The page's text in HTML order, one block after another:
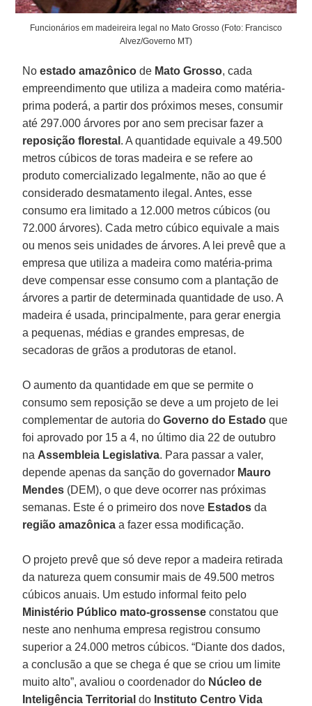
Funcionários em madeireira legal no Mato Grosso (Foto: Francisco
Alvez/Governo MT)
Noestado amazônico de Mato Grosso, cada
empreendimento que utiliza a madeira como matéria-
prima poderá, a partir dos próximos meses, consumir
até 297.000 árvores por ano sem precisar fazer a
reposição florestal . A quantidade equivale a 49.500
metros cúbicos de toras madeira e se refere ao
produto comercializado legalmente, não ao que é
considerado desmatamento ilegal. Antes, esse
consumo era limitado a 12.000 metros cúbicos (ou
72.000 árvores). Cada metro cúbico equivale a mais
ou menos seis unidades de árvores. A lei prevê que a
empresa que utiliza a madeira como matéria-prima
deve compensar esse consumo com a plantação de
árvores a partir de determinada quantidade de uso. A
madeira é usada, principalmente, para gerar energia
a pequenas, médias e grandes empresas, de
secadoras de grãos a produtoras de etanol.
O aumento da quantidade em que se permite o
consumo sem reposição se deve a um projeto de lei
complementar de autoria doGoverno do Estado que
foi aprovado por 15 a 4, no último dia 22 de outubro
na Assembleia Legislativa. Para passar a valer,
depende apenas da sanção do governador Mauro
Mendes (DEM), o que deve ocorrer nas próximas
semanas. Este é o primeiro dos nove Estados da
região amazônica a fazer essa modificação.
O projeto prevê que só deve repor a madeira retirada
da natureza quem consumir mais de 49.500 metros
cúbicos anuais. Um estudo informal feito pelo
Ministério Público mato-grossense constatou que
neste ano nenhuma empresa registrou consumo
superior a 24.000 metros cúbicos. “Diante dos dados,
a conclusão a que se chega é que se criou um limite
muito alto”, avaliou o coordenador do Núcleo de
Inteligência Territorial do Instituto Centro Vida